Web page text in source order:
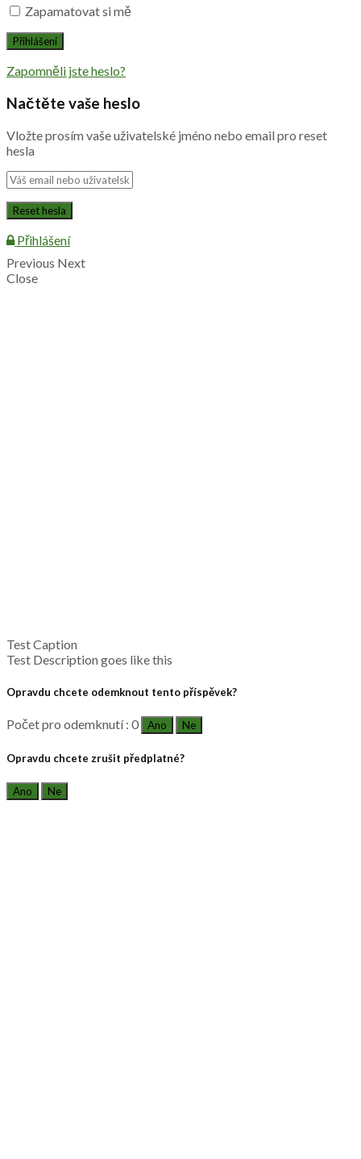
Zapamatovat si mě
Zapomněli jste heslo?
Načtěte vaše heslo
Vložte prosím vaše uživatelské jméno nebo email pro reset
hesla
Přihlášení
Previous Next
Close
Test Caption
Test Description goes like this
Opravdu chcete odemknout tento příspěvek?
Počet pro odemknutí : 0 Ano Ne
Opravdu chcete zrušit předplatné?
Ano Ne